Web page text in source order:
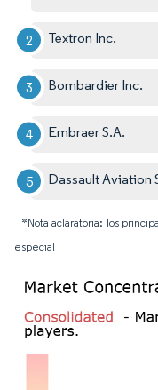
Textron Inc.
Bombardier Inc.
Embraer S.A.
Dassault Aviation
*Nota aclaratoria: los
especial